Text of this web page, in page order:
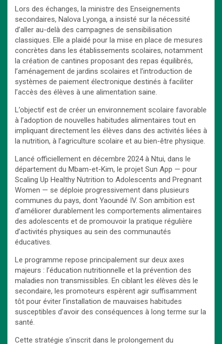
Lors des échanges, la ministre des Enseignements
secondaires, Nalova Lyonga, a insisté sur la nécessité
d’aller au-delà des campagnes de sensibilisation
classiques. Elle a plaidé pour la mise en place de mesures
concrètes dans les établissements scolaires, notamment
la création de cantines proposant des repas équilibrés,
l’aménagement de jardins scolaires et l’introduction de
systèmes de paiement électronique destinés à faciliter
l’accès des élèves à une alimentation saine.
L’objectif est de créer un environnement scolaire favorable
à l’adoption de nouvelles habitudes alimentaires tout en
impliquant directement les élèves dans des activités liées à
la nutrition, à l’agriculture scolaire et au bien-être physique.
Lancé officiellement en décembre 2024 à Ntui, dans le
département du Mbam-et-Kim, le projet Sun App — pour
Scaling Up Healthy Nutrition to Adolescents and Pregnant
Women — se déploie progressivement dans plusieurs
communes du pays, dont Yaoundé IV. Son ambition est
d’améliorer durablement les comportements alimentaires
des adolescents et de promouvoir la pratique régulière
d’activités physiques au sein des communautés
éducatives.
Le programme repose principalement sur deux axes
majeurs : l’éducation nutritionnelle et la prévention des
maladies non transmissibles. En ciblant les élèves dès le
secondaire, les promoteurs espèrent agir suffisamment
tôt pour éviter l’installation de mauvaises habitudes
susceptibles d’avoir des conséquences à long terme sur la
santé.
Cette stratégie s’inscrit dans le prolongement du